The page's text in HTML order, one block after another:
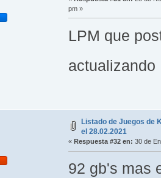
pm »
LPM que
Listado de Juegos de
el 28.02.2021
« Respuesta #32 en: 30 de
92 gb's mas